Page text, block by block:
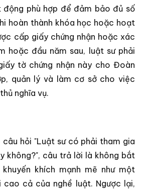
phù hợp để đảm bảo đủ số
hoàn thành khóa học hoặc hoạt
cấp giấy chứng nhận hoặc xác
hoặc đầu năm sau, luật sư phải
tờ chứng nhận này cho Đoàn
quản lý và làm cơ sở cho việc
nghĩa vụ.
hỏi "Luật sư có phải tham gia
không?", câu trả lời là không bắt
khích mạnh mẽ như một
cao cả của nghề luật. Ngược lại,